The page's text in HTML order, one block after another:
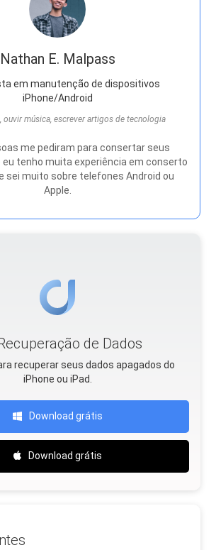
Nathan E. Malpass
em manutenção de dispositivos
iPhone/Android
ouvir música, escrever artigos de tecnologia
me pediram para consertar seus
eu tenho muita experiência em conserto
sei muito sobre telefones Android ou
Apple.
de Dados
recuperar seus dados apagados do
iPhone ou iPad.
Download grátis
Download grátis